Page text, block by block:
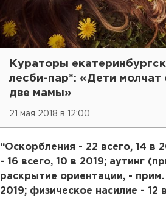
Кураторы
лесби-пар*: «Дети молчат
две мамы»
21 мая 2018 в 12:00
“Оскорбления - 22 всего, 14 в
- 16 всего, 10 в 2019; аутинг
раскрытие ориентации, -
2019; физическое насилие - 12